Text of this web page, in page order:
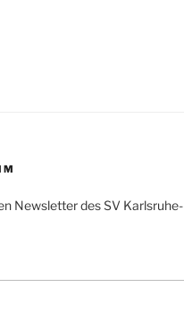
Newsletter des SV Karlsruhe-